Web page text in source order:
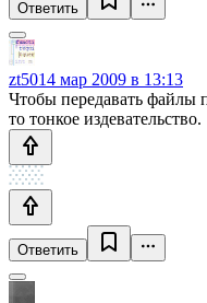
Ответить
zt5014 мар 2009 в 13:13
Чтобы передавать файлы
то тонкое издевательство.
Ответить